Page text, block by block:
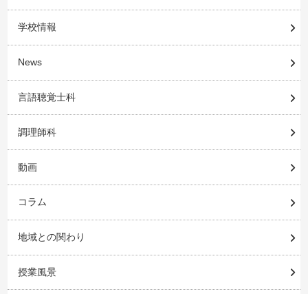
学校情報
News
言語聴覚士科
調理師科
動画
コラム
地域との関わり
授業風景